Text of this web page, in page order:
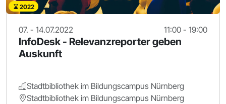
2022
07. - 14.07.2022 11:00 - 19:00
InfoDesk - Relevanzreporter geben
Auskunft
Stadtbibliothek im Bildungscampus Nürnberg
Stadtbibliothek im Bildungscampus Nürnberg